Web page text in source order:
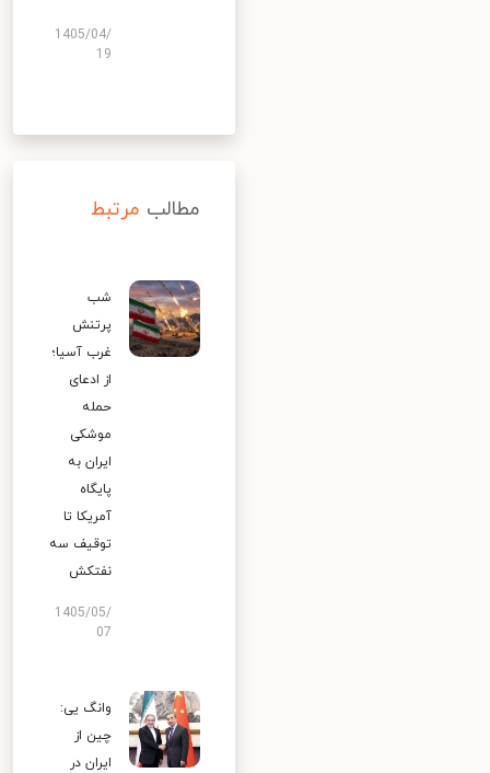
1405/04/
19
مطالب مرتبط
شب
پرتنش
غرب آسیا؛
از ادعای
حمله
موشکی
ایران به
پایگاه
آمریکا تا
توقیف سه
نفتکش
1405/05/
07
وانگ یی:
چین از
ایران در